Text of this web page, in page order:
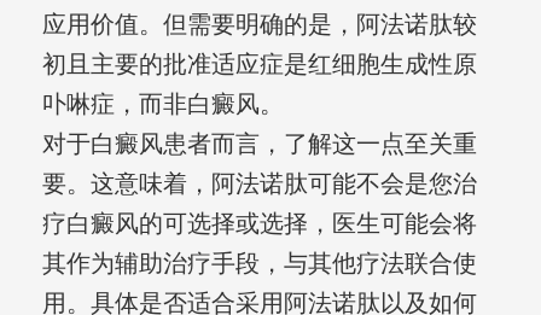
应用价值。但需要明确的是，阿法诺肽较
初且主要的批准适应症是红细胞生成性原
卟啉症，而非白癜风。
对于白癜风患者而言，了解这一点至关重
要。这意味着，阿法诺肽可能不会是您治
疗白癜风的可选择或选择，医生可能会将
其作为辅助治疗手段，与其他疗法联合使
用。具体是否适合采用阿法诺肽以及如何